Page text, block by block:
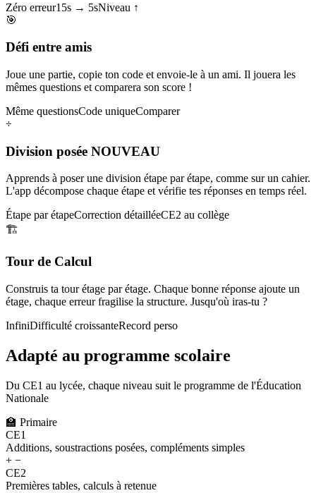
Zéro erreur15s → 5sNiveau ↑
🎯
Défi entre amis
Joue une partie, copie ton code et envoie-le à un ami. Il jouera les
mêmes questions et comparera son score !
Même questionsCode uniqueComparer
÷
Division posée NOUVEAU
Apprends à poser une division étape par étape, comme sur un cahier.
L'app décompose chaque étape et vérifie tes réponses en temps réel.
Étape par étapeCorrection détailléeCE2 au collège
🏗️
Tour de Calcul
Construis ta tour étage par étage. Chaque bonne réponse ajoute un
étage, chaque erreur fragilise la structure. Jusqu'où iras-tu ?
InfiniDifficulté croissanteRecord perso
Adapté au programme scolaire
Du CE1 au lycée, chaque niveau suit le programme de l'Éducation
Nationale
🏫 Primaire
CE1
Additions, soustractions posées, compléments simples
+ −
CE2
Premières tables, calculs à retenue